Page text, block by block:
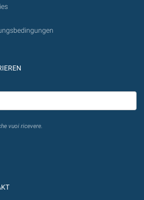
vuoi ricevere.